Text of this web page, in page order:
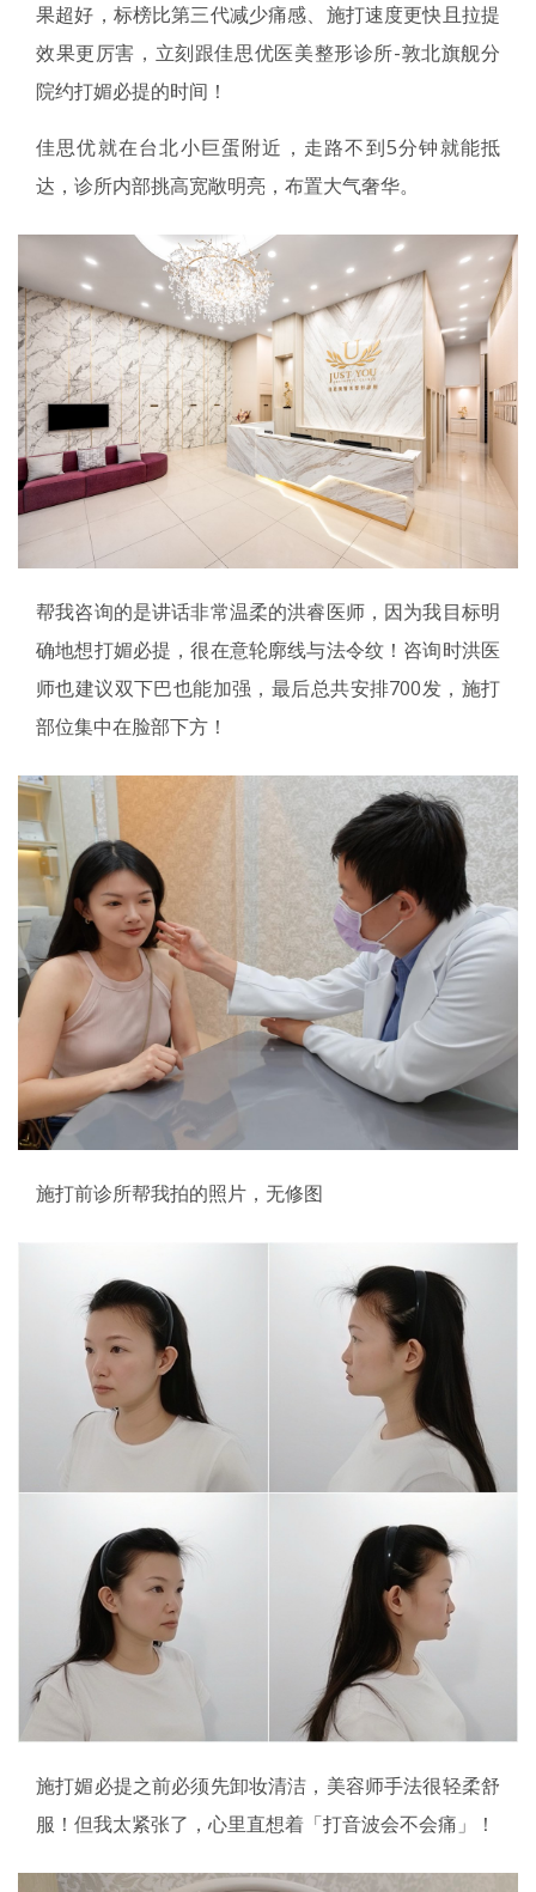
果超好，标榜比第三代减少痛感、施打速度更快且拉提
效果更厉害，立刻跟佳思优医美整形诊所-敦北旗舰分
院约打媚必提的时间！
佳思优就在台北小巨蛋附近，走路不到5分钟就能抵
达，诊所内部挑高宽敞明亮，布置大气奢华。
帮我咨询的是讲话非常温柔的洪睿医师，因为我目标明
确地想打媚必提，很在意轮廓线与法令纹！咨询时洪医
师也建议双下巴也能加强，最后总共安排700发，施打
部位集中在脸部下方！
施打前诊所帮我拍的照片，无修图
施打媚必提之前必须先卸妆清洁，美容师手法很轻柔舒
服！但我太紧张了，心里直想着「打音波会不会痛」！